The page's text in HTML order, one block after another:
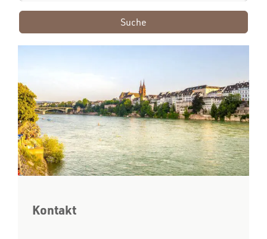
Suche
Kontakt